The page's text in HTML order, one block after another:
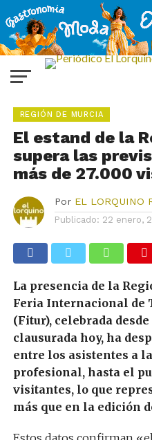
REGIÓN DE MURCIA
El estand de la
supera las
más de 27.000
Por EL LORQUINO
Publicado: 22 enero,
La presencia de la
Feria Internacional de
(Fitur), celebrada
clausurada hoy, ha
entre los asistentes a
profesional, hasta el
visitantes, lo que
más que en la edición